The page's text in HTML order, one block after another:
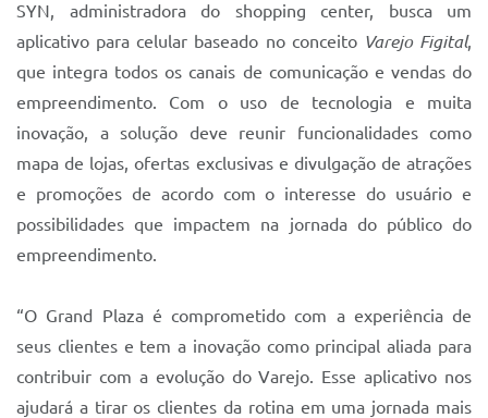
Passe Escolar
Parque Escola
Portal da Educação
Quadra Fiscal
Sistema Colab
Autarquias
SYN, administradora do shopping center, busca um
aplicativo para celular baseado no conceito Varejo Figital,
que integra todos os canais de comunicação e vendas do
empreendimento. Com o uso de tecnologia e muita
inovação, a solução deve reunir funcionalidades como
mapa de lojas, ofertas exclusivas e divulgação de atrações
e promoções de acordo com o interesse do usuário e
possibilidades que impactem na jornada do público do
empreendimento.
“O Grand Plaza é comprometido com a experiência de
seus clientes e tem a inovação como principal aliada para
contribuir com a evolução do Varejo. Esse aplicativo nos
ajudará a tirar os clientes da rotina em uma jornada mais